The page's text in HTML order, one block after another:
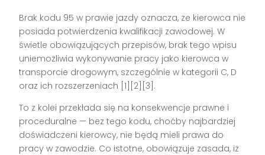
Brak kodu 95 w prawie jazdy oznacza, że kierowca nie
posiada potwierdzenia kwalifikacji zawodowej. W
świetle obowiązujących przepisów, brak tego wpisu
uniemożliwia wykonywanie pracy jako kierowca w
transporcie drogowym, szczególnie w kategorii C, D
oraz ich rozszerzeniach [1][2][3].
To z kolei przekłada się na konsekwencje prawne i
proceduralne — bez tego kodu, choćby najbardziej
doświadczeni kierowcy, nie będą mieli prawa do
pracy w zawodzie. Co istotne, obowiązuje zasada, iż